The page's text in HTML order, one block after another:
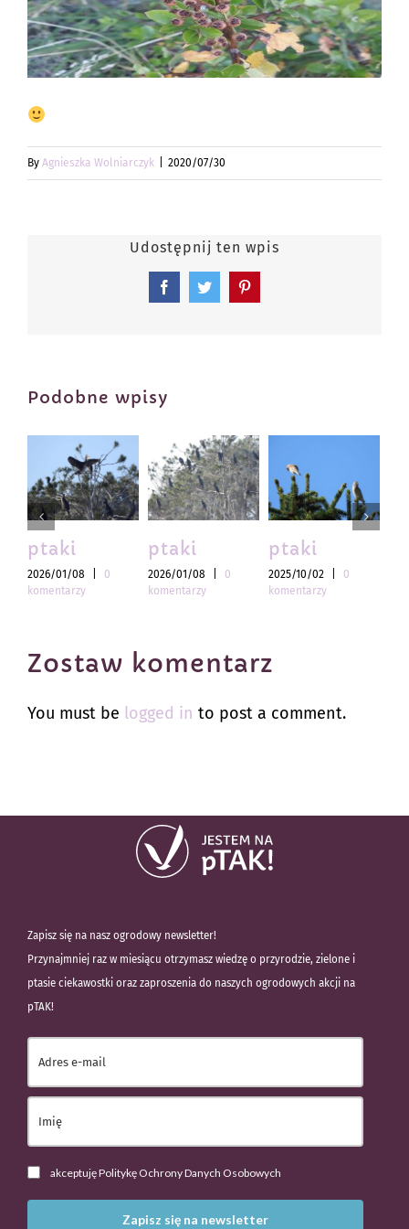
By Agnieszka Wolniarczyk 2020/07/30
Udostępnij ten wpis
FacebookTwitterPinterest
Podobne wpisy
ptaki
2026/01/08
0
komentarzy
ptaki
2026/01/08
0
komentarzy
ptaki
2025/10/02
0
komentarzy
Zostaw komentarz
You must be logged in to post a comment.
Zapisz się na nasz ogrodowy newsletter!
Przynajmniej raz w miesiącu otrzymasz wiedzę o przyrodzie, zielone i
ptasie ciekawostki oraz zaproszenia do naszych ogrodowych akcji na
pTAK!
akceptuję Politykę Ochrony Danych Osobowych
Zapisz się na newsletter